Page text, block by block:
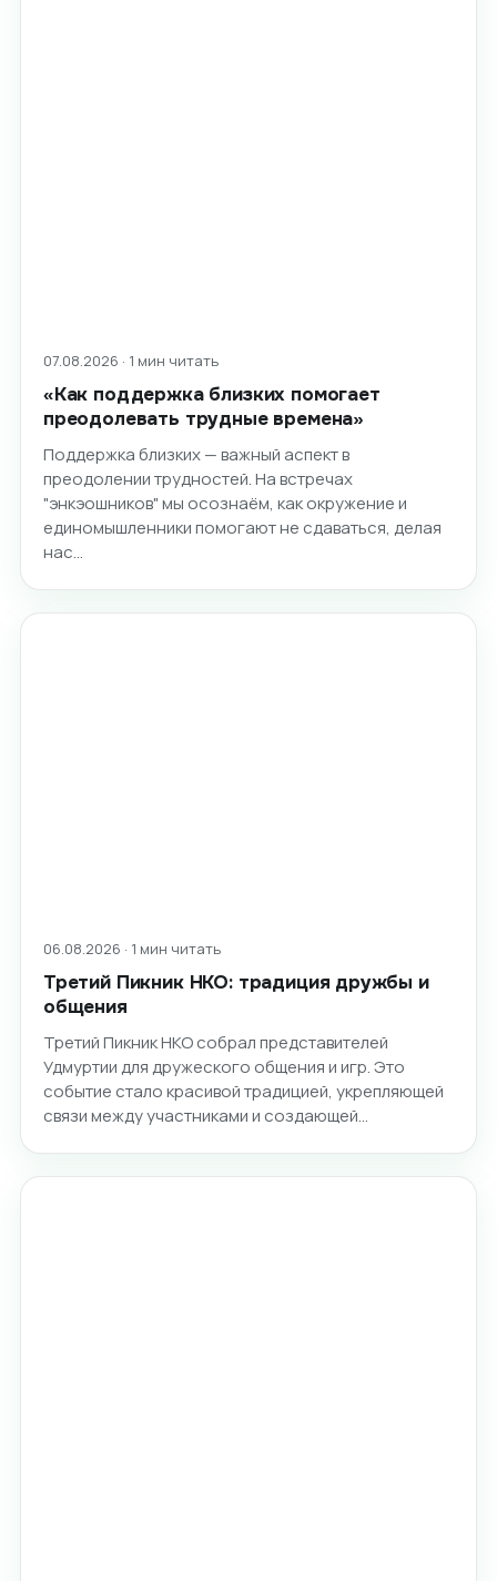
07.08.2026 · 1 мин читать
«Как поддержка близких помогает
преодолевать трудные времена»
Поддержка близких — важный аспект в
преодолении трудностей. На встречах
"энкэошников" мы осознаём, как окружение и
единомышленники помогают не сдаваться, делая
нас…
06.08.2026 · 1 мин читать
Третий Пикник НКО: традиция дружбы и
общения
Третий Пикник НКО собрал представителей
Удмуртии для дружеского общения и игр. Это
событие стало красивой традицией, укрепляющей
связи между участниками и создающей…